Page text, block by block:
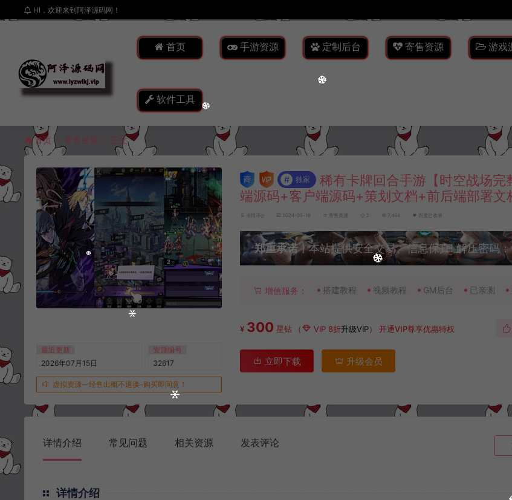
HI，欢迎来到阿泽源码网！
首页 手游资源 定制后台 寄售资源 游戏
软件工具
首页 寄售资源 正文
最近更新
2026年07月15日
资源编号
32617
虚拟资源一经售出概不退换-购买即同意！
# 独家
稀有卡牌回合手游【时空战场完
端源码+客户端源码+策划文档+前后端部署文
冷雨泽ღ 2024-05-16 寄售资源 2 7,464 百度已收录
郑重承诺丨本站提供安全交易、信息保真! 解压密码
增值服务： 搭建教程 视频教程 GM后台 已亲测
¥ 300 星钻 （ VIP 8折升级VIP）开通VIP尊享优惠特权
立即下载 升级会员
详情介绍 常见问题 相关资源 发表评论
详情介绍